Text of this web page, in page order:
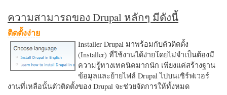
ความสามารถของ Drupal หลักๆ มีดังนี้
ติดตั้งง่าย
Installer Drupal มาพร้อมกับตัวติดตั้ง
(Installer) ที่ใช้งานได้ง่ายโดยไม่จำเป็นต้องมี
ความรู้ทางเทคนิคมากนัก เพียงแค่สร้างฐาน
ข้อมูลและย้ายไฟล์ Drupal ไปบนเซิร์ฟเวอร์
งานที่เหลือนั้นตัวติดตั้งของ Drupal จะช่วยจัดการให้ทั้งหมด